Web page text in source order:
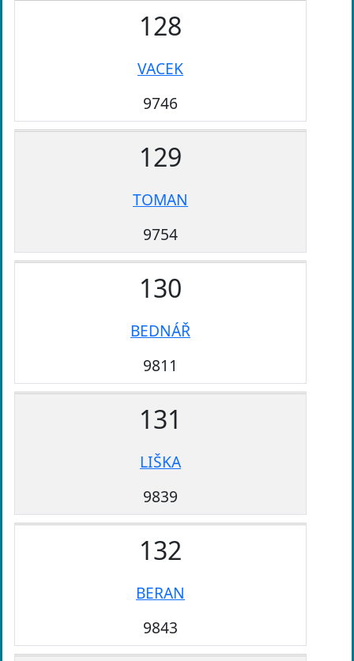
128
VACEK
9746
129
TOMAN
9754
130
BEDNÁŘ
9811
131
LIŠKA
9839
132
BERAN
9843